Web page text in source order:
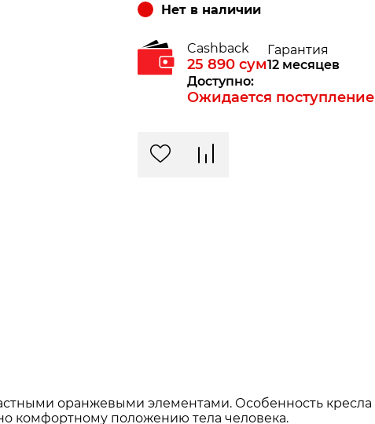
Нет в наличии
Cashback
25 890 сум
Гарантия
12 месяцев
Доступно:
Ожидается поступление